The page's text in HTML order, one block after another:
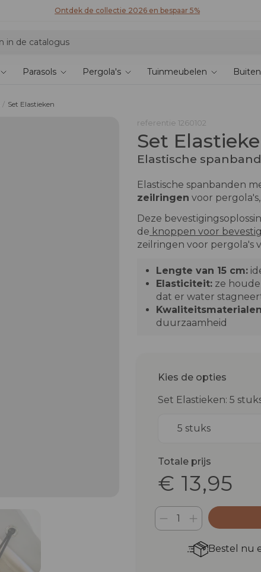
Ontdek de collectie 2026 en bespaar 5%
Parasols Pergola's Tuinmeubelen
Set Elastieken
referentie 1260102
Set
Elastische
Elastische spanbanden
zeilringen voor
Deze
de knoppen voor
zeilringen voor pergola's
Lengte van 15 cm:
Elasticiteit: ze
dat er water
duurzaamheid
Kies de opties
Set Elastieken: 5
5 stuks
Totale prijs
€ 13,95
Bestel nu